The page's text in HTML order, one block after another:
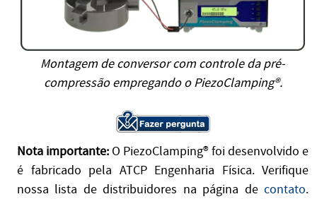
Montagem de conversor com controle da pré-
compressão empregando o PiezoClamping®.
Nota importante: O PiezoClamping® foi desenvolvido e
é fabricado pela ATCP Engenharia Física. Verifique
nossa lista de distribuidores na página de contato.